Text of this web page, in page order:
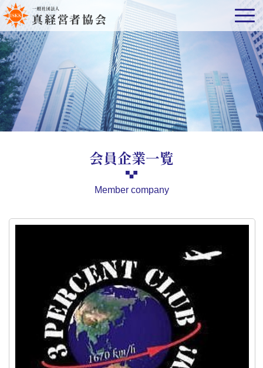
会員企業一覧
Member company